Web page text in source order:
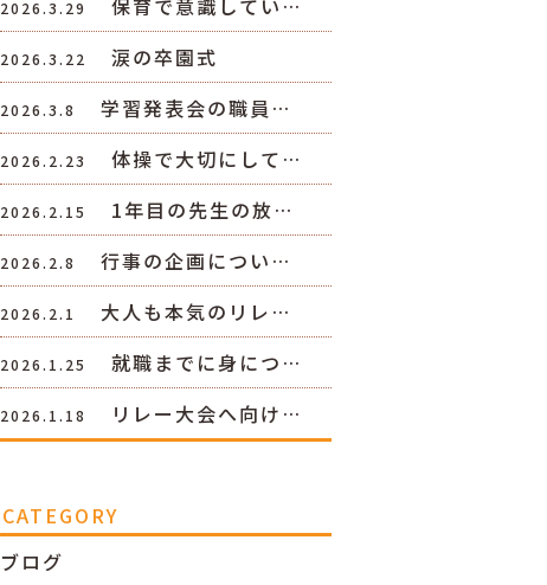
2026.3.29 保育で意識してい…
2026.3.22 涙の卒園式
2026.3.8 学習発表会の職員…
2026.2.23 体操で大切にして…
2026.2.15 1年目の先生の放…
2026.2.8 行事の企画につい…
2026.2.1 大人も本気のリレ…
2026.1.25 就職までに身につ…
2026.1.18 リレー大会へ向け…
CATEGORY
ブログ